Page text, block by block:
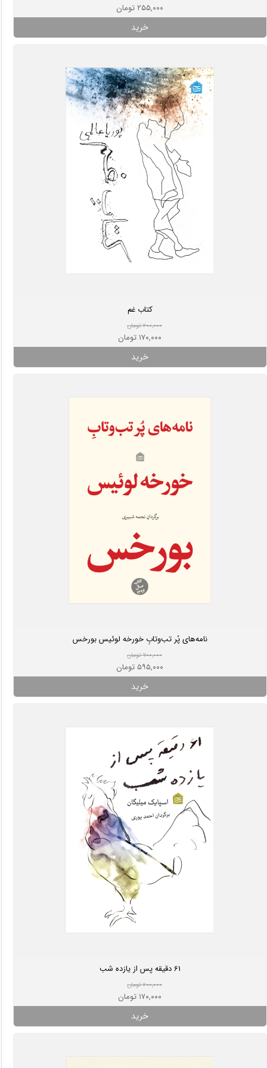
۲۵۵,۰۰۰ تومان
خرید
کتاب غم
۲۰۰,۰۰۰ تومان
۱۷۰,۰۰۰ تومان
خرید
نامه‌های پُر تب‌وتابِ خورخه لوئیس بورخس
۷۰۰,۰۰۰ تومان
۵۹۵,۰۰۰ تومان
خرید
61 دقیقه پس از یازده شب
۲۰۰,۰۰۰ تومان
۱۷۰,۰۰۰ تومان
خرید